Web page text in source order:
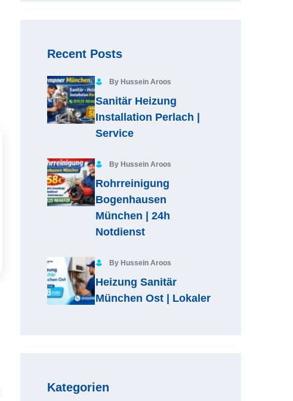
Recent Posts
By Hussein Aroos
Sanitär Heizung
Installation Perlach |
Service
By Hussein Aroos
Rohrreinigung
Bogenhausen
München | 24h
Notdienst
By Hussein Aroos
Heizung Sanitär
München Ost | Lokaler
Kategorien